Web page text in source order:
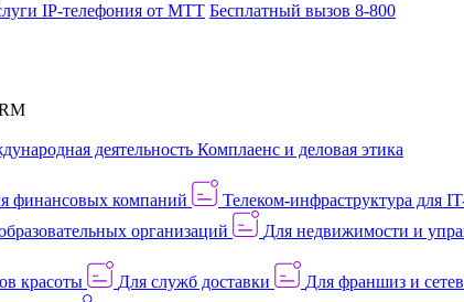
IP-телефония от МТТ Бесплатный вызов 8-800
деятельность Комплаенс и деловая этика
финансовых компаний Телеком-инфраструктура для
организаций Для недвижимости и
красоты Для служб доставки Для франшиз и